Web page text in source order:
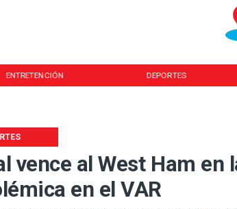
ENTRETENCIÓN DEPORTES
vence al West Ham en
en el VAR